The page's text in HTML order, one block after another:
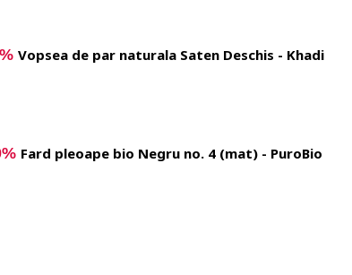
Vopsea de par naturala Saten Deschis - Khadi
Fard pleoape bio Negru no. 4 (mat) - PuroBio